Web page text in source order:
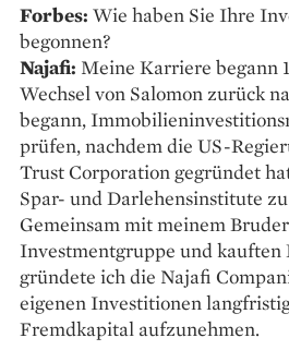
Forbes: Wie haben Sie Ihre
begonnen?
Najafi: Meine Karriere begann
Wechsel von Salomon zurück
begann,
prüfen, nachdem die US-
Trust Corporation gegründet
Spar- und Darlehensinstitute
Gemeinsam mit meinem
Investmentgruppe und kauften
gründete ich die Najafi
eigenen Investitionen
Fremdkapital aufzunehmen.